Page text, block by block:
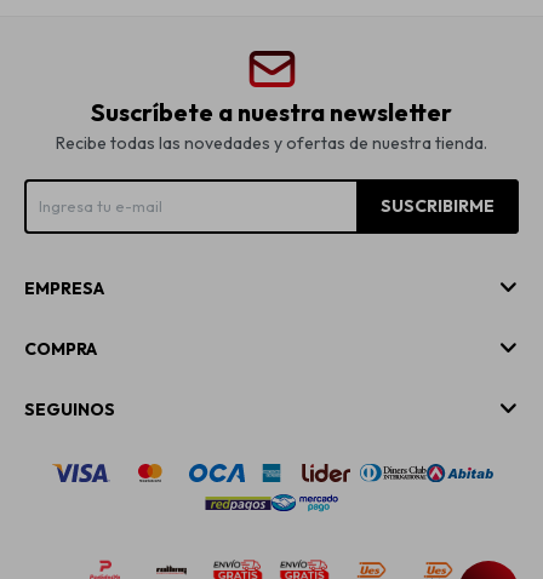
Suscríbete a nuestra newsletter
Recibe todas las novedades y ofertas de nuestra tienda.
SUSCRIBIRME
EMPRESA
COMPRA
SEGUINOS